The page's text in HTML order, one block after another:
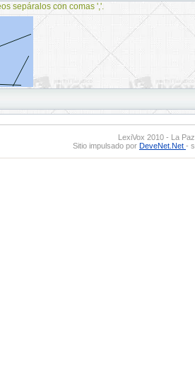
sepáralos con comas ','.
LexiVox 2010 - La
Sitio impulsado por DeveNet.Net -